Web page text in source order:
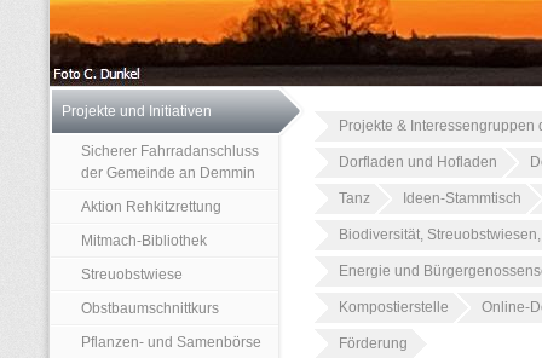
Projekte und Initiativen
Sicherer Fahrradanschluss
der Gemeinde an Demmin
Aktion Rehkitzrettung
Mitmach-Bibliothek
Streuobstwiese
Obstbaumschnittkurs
Pflanzen- und Samenbörse
Projekte & Interessengruppen
Dorfladen und Hofladen
Tanz Ideen-Stammtisch
Biodiversität,
Energie und
Kompostierstelle Online-
Förderung